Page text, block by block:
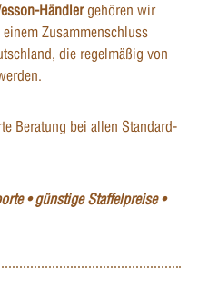
Händlergehören wir
Zusammenschluss
die regelmäßig von
Beratung bei allen Standard-
• günstige Staffelpreise •